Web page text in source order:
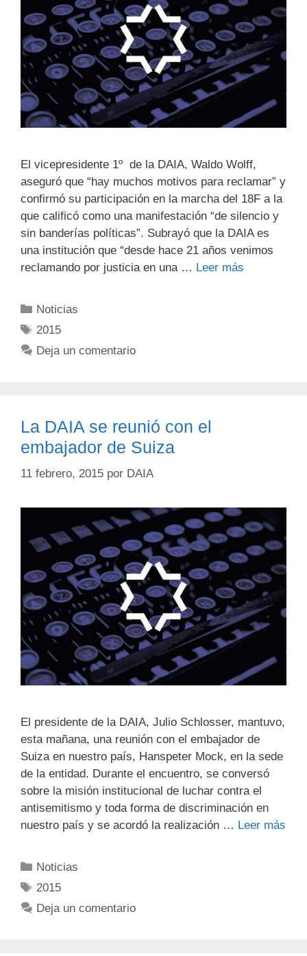
El vicepresidente 1º de la DAIA, Waldo Wolff,
aseguró que “hay muchos motivos para reclamar” y
confirmó su participación en la marcha del 18F a la
que calificó como una manifestación “de silencio y
sin banderías políticas”. Subrayó que la DAIA es
una institución que “desde hace 21 años venimos
reclamando por justicia en una … Leer más
Noticias
2015
Deja un comentario
La DAIA se reunió con el
embajador de Suiza
11 febrero, 2015 por DAIA
El presidente de la DAIA, Julio Schlosser, mantuvo,
esta mañana, una reunión con el embajador de
Suiza en nuestro país, Hanspeter Mock, en la sede
de la entidad. Durante el encuentro, se conversó
sobre la misión institucional de luchar contra el
antisemitismo y toda forma de discriminación en
nuestro país y se acordó la realización … Leer más
Noticias
2015
Deja un comentario